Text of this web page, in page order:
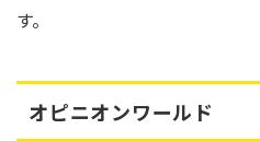
す。
オピニオンワールド